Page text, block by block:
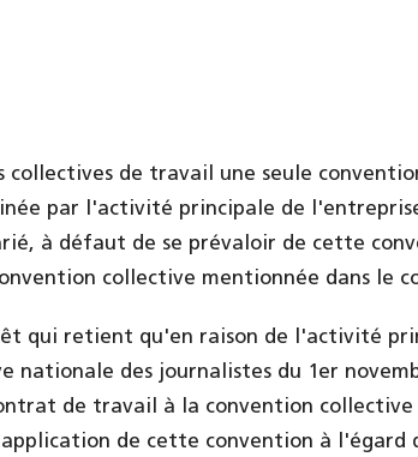
collectives de travail une seule
par l'activité principale de
à défaut de se prévaloir de cette
collective mentionnée dans le
qui retient qu'en raison de l'activité
nationale des journalistes du 1er
de travail à la convention collective
de cette convention à l'égard